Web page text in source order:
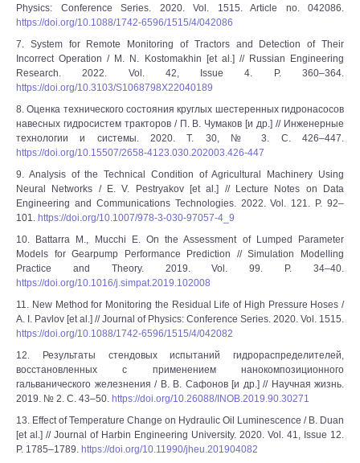
Physics: Conference Series. 2020. Vol. 1515. Article no. 042086.
https://doi.org/10.1088/1742-6596/1515/4/042086
7. System for Remote Monitoring of Tractors and Detection of Their
Incorrect Operation / M. N. Kostomakhin [et al.] // Russian Engineering
Research. 2022. Vol. 42, Issue 4. P. 360–364.
https://doi.org/10.3103/S1068798X22040189
8. Оценка технического состояния круглых шестеренных гидронасосов
навесных гидросистем тракторов / П. В. Чумаков [и др.] // Инженерные
технологии и системы. 2020. Т. 30, № 3. С. 426–447.
https://doi.org/10.15507/2658-4123.030.202003.426-447
9. Analysis of the Technical Condition of Agricultural Machinery Using
Neural Networks / E. V. Pestryakov [et al.] // Lecture Notes on Data
Engineering and Communications Technologies. 2022. Vol. 121. P. 92–
101. https://doi.org/10.1007/978-3-030-97057-4_9
10. Battarra M., Mucchi E. On the Assessment of Lumped Parameter
Models for Gearpump Performance Prediction // Simulation Modelling
Practice and Theory. 2019. Vol. 99. P. 34–40.
https://doi.org/10.1016/j.simpat.2019.102008
11. New Method for Monitoring the Residual Life of High Pressure Hoses /
A. I. Pavlov [et al.] // Journal of Physics: Conference Series. 2020. Vol. 1515.
https://doi.org/10.1088/1742-6596/1515/4/042082
12. Результаты стендовых испытаний гидрораспределителей,
восстановленных с применением нанокомпозиционного
гальванического железнения / В. В. Сафонов [и др.] // Научная жизнь.
2019. № 2. С. 43‒50. https://doi.org/10.26088/INOB.2019.90.30271
13. Effect of Temperature Change on Hydraulic Oil Luminescence / B. Duan
[et al.] // Journal of Harbin Engineering University. 2020. Vol. 41, Issue 12.
P. 1785‒1789. https://doi.org/10.11990/jheu.201904082